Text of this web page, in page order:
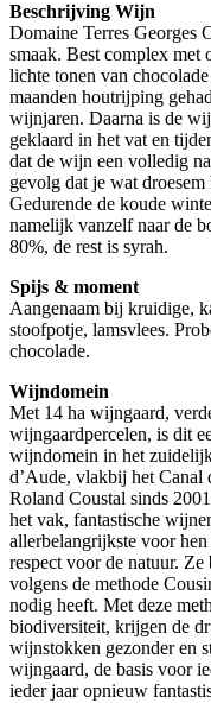
Beschrijving Wijn
Domaine Terres Georges
smaak. Best complex met
lichte tonen van
maanden houtrijping
wijnjaren. Daarna is de
geklaard in het vat en
dat de wijn een volledig
gevolg dat je wat
Gedurende de koude
namelijk vanzelf naar de
80%, de rest is syrah.
Spijs & moment
Aangenaam bij kruidige,
stoofpotje, lamsvlees.
chocolade.
Wijndomein
Met 14 ha wijngaard,
wijngaardpercelen, is dit
wijndomein in het
d’Aude, vlakbij het
Roland Coustal sinds
het vak, fantastische
allerbelangrijkste voor
respect voor de natuur.
volgens de methode
nodig heeft. Met deze
biodiversiteit, krijgen de
wijnstokken gezonder en
wijngaard, de basis voor
ieder jaar opnieuw